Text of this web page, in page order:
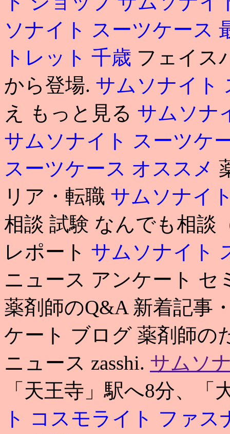
ソナイト スーツケース
トレット 千歳 フェイス
から登場. サムソナイト
え もっと見る サムソナ
サムソナイト スーツケ
スーツケース オススメ
リア・転職 サムソナイ
相談 試験 なんでも相談
レポート サムソナイト
ニュース アンケート セ
薬剤師のQ&A 新着記事
ケート ブログ 薬剤師の
ニュース zasshi. サムソ
「天王寺」駅へ8分、「
ト コスモライト ファス